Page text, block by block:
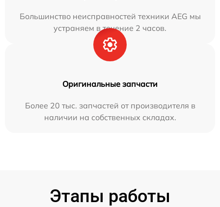
Большинство неисправностей техники AEG мы
устраняем в течение 2 часов.
Оригинальные запчасти
Более 20 тыс. запчастей от производителя в
наличии на собственных складах.
Этапы работы